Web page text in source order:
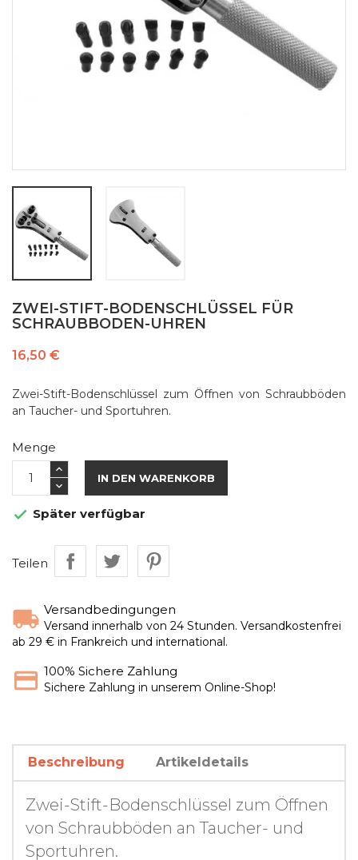
ZWEI-STIFT-BODENSCHLÜSSEL FÜR
SCHRAUBBODEN-UHREN
16,50 €
Zwei-Stift-Bodenschlüssel zum Öffnen von Schraubböden
an Taucher- und Sportuhren.
Menge
IN DEN WARENKORB
 Später verfügbar
Teilen
Versandbedingungen
Versand innerhalb von 24 Stunden. Versandkostenfrei
ab 29 € in Frankreich und international.
100% Sichere Zahlung
Sichere Zahlung in unserem Online-Shop!
Beschreibung Artikeldetails
Zwei-Stift-Bodenschlüssel zum Öffnen
von Schraubböden an Taucher- und
Sportuhren.